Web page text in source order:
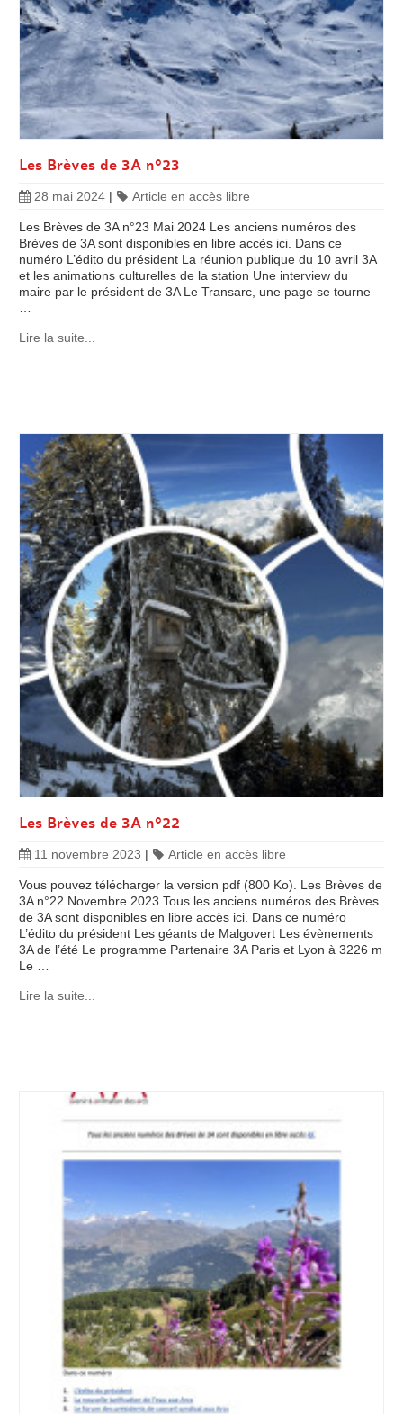
Les Brèves de 3A n°23
28 mai 2024 | Article en accès libre
Les Brèves de 3A n°23 Mai 2024 Les anciens numéros des
Brèves de 3A sont disponibles en libre accès ici. Dans ce
numéro L’édito du président La réunion publique du 10 avril 3A
et les animations culturelles de la station Une interview du
maire par le président de 3A Le Transarc, une page se tourne
Lire la suite...
Les Brèves de 3A n°22
11 novembre 2023 | Article en accès libre
Vous pouvez télécharger la version pdf (800 Ko). Les Brèves de
3A n°22 Novembre 2023 Tous les anciens numéros des Brèves
de 3A sont disponibles en libre accès ici. Dans ce numéro
L’édito du président Les géants de Malgovert Les évènements
3A de l’été Le programme Partenaire 3A Paris et Lyon à 3226 m
Le …
Lire la suite...